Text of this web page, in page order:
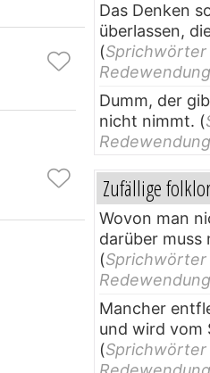
Das Denken
überlassen,
(Sprichwörter
Dumm, der
nicht nimmt. (
Zufällige
Wovon man
darüber muss
(Sprichwörter
Mancher
und wird vom
(Sprichwörter